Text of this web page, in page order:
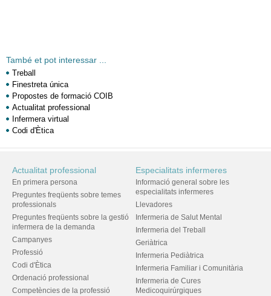
També et pot interessar ...
Treball
Finestreta única
Propostes de formació COIB
Actualitat professional
Infermera virtual
Codi d'Ètica
Actualitat professional
En primera persona
Preguntes freqüents sobre temes
professionals
Preguntes freqüents sobre la gestió
infermera de la demanda
Campanyes
Professió
Codi d'Ètica
Ordenació professional
Competències de la professió
Especialitats infermeres
Informació general sobre les
especialitats infermeres
Llevadores
Infermeria de Salut Mental
Infermeria del Treball
Geriàtrica
Infermeria Pediàtrica
Infermeria Familiar i Comunitària
Infermeria de Cures
Medicoquirúrgiques